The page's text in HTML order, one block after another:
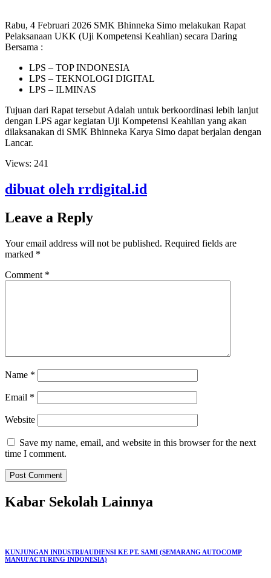
Rabu, 4 Februari 2026 SMK Bhinneka Simo melakukan Rapat
Pelaksanaan UKK (Uji Kompetensi Keahlian) secara Daring
Bersama :
LPS – TOP INDONESIA
LPS – TEKNOLOGI DIGITAL
LPS – ILMINAS
Tujuan dari Rapat tersebut Adalah untuk berkoordinasi lebih lanjut
dengan LPS agar kegiatan Uji Kompetensi Keahlian yang akan
dilaksanakan di SMK Bhinneka Karya Simo dapat berjalan dengan
Lancar.
Views: 241
dibuat oleh rrdigital.id
Leave a Reply
Your email address will not be published. Required fields are
marked *
Comment *
Name *
Email *
Website
Save my name, email, and website in this browser for the next
time I comment.
Kabar Sekolah Lainnya
KUNJUNGAN INDUSTRI/AUDIENSI KE PT. SAMI (SEMARANG AUTOCOMP
MANUFACTURING INDONESIA)